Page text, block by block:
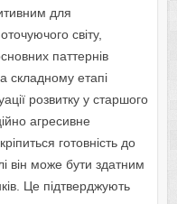
для
світу,
паттернів
складному етапі
розвитку у старшого
агресивне
готовність до
він може бути здатним
Це підтверджують